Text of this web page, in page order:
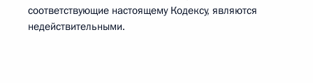
соответствующие настоящему Кодексу, являются
недействительными.